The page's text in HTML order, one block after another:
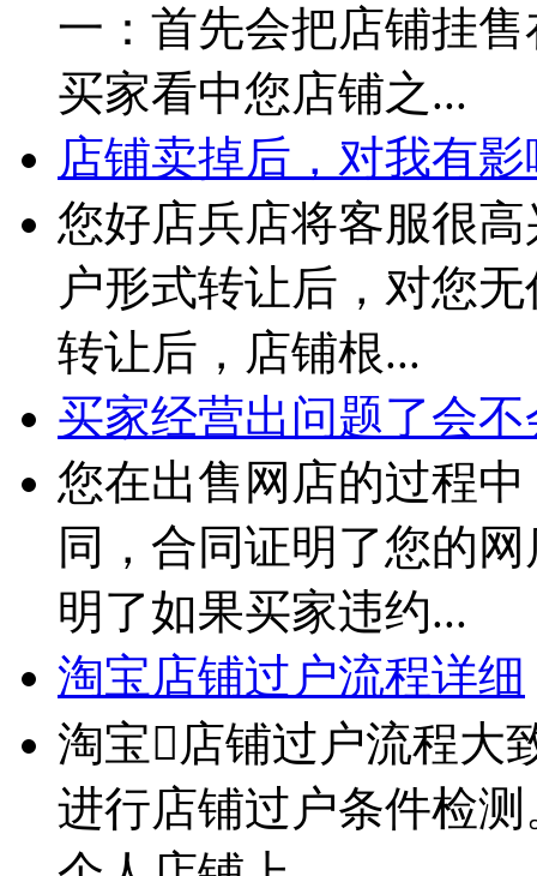
一：首先会把店铺挂
买家看中您店铺之...
店铺卖掉后，对我有
您好店兵店将客服很
户形式转让后，对您
转让后，店铺根...
买家经营出问题了会
您在出售网店的过程
同，合同证明了您的
明了如果买家违约...
淘宝店铺过户流程详细
淘宝店铺过户流程大
进行店铺过户条件检